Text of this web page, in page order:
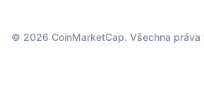
© 2026 CoinMarketCap. Všechna práva